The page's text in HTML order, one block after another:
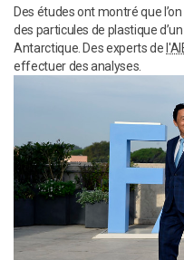
Des études ont montré que
des particules de plastique
Antarctique. Des experts de
effectuer des analyses.